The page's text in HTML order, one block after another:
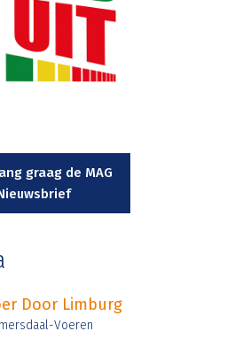
graag de MAG
Door Limburg
Voeren